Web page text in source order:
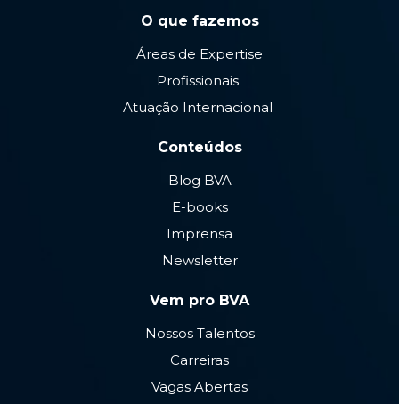
O que fazemos
Áreas de Expertise
Profissionais
Atuação Internacional
Conteúdos
Blog BVA
E-books
Imprensa
Newsletter
Vem pro BVA
Nossos Talentos
Carreiras
Vagas Abertas